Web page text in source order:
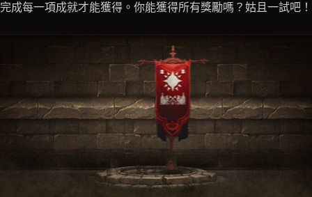
完成每一項成就才能獲得。你能獲得所有獎勵嗎？姑且一試吧！